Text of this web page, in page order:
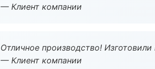
— Клиент компании
Отличное производство!
— Клиент компании